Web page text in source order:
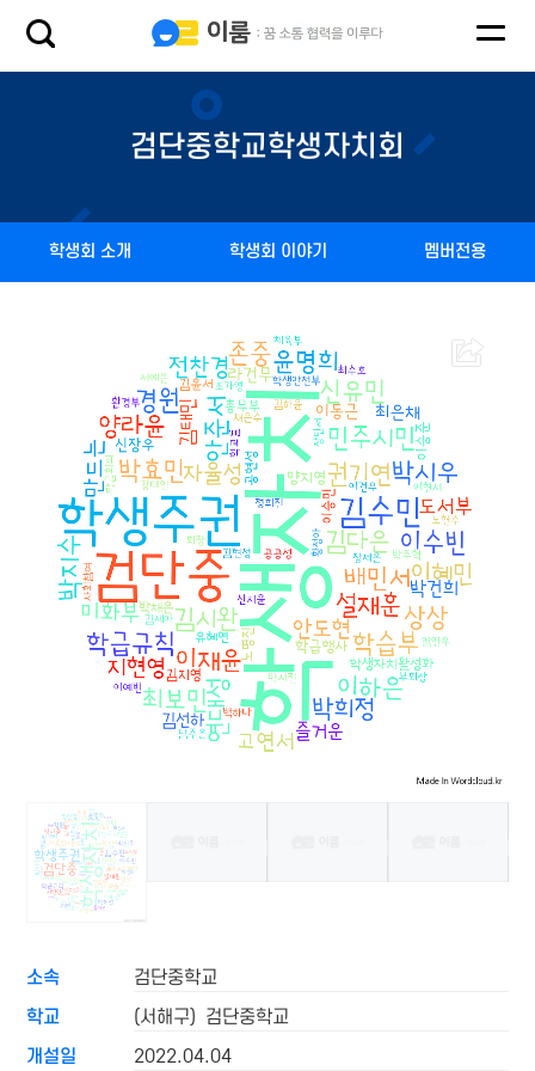
검단중학교학생자치회
학생회 소개 학생회 이야기 멤버전용
소속
검단중학교
학교
(서해구) 검단중학교
개설일
2022.04.04